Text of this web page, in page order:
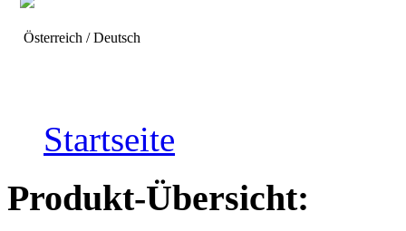
Österreich / Deutsch
Startseite
Produkt-Übersicht: